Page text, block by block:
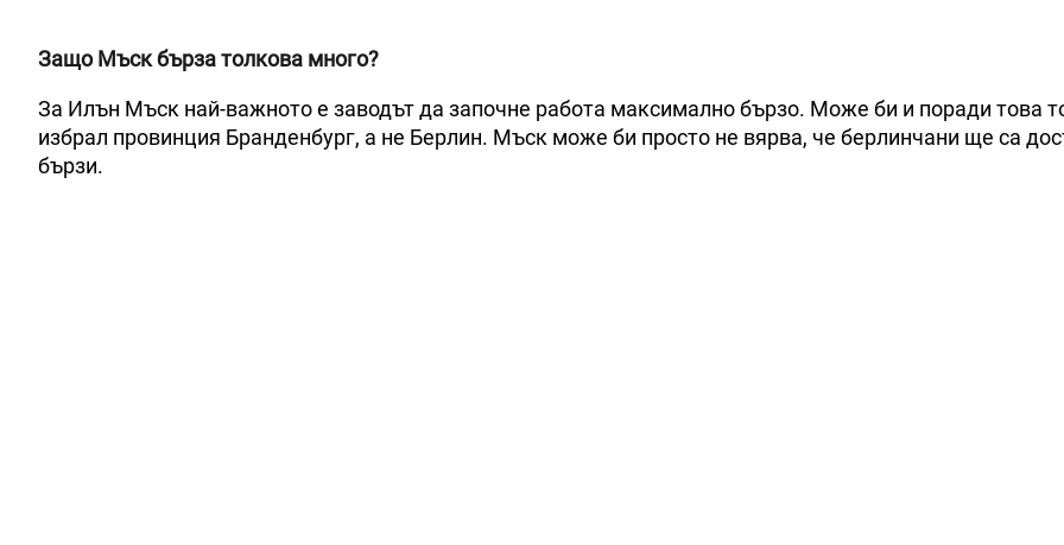
Защо Мъск бърза толкова много?
За Илън Мъск най-важното е заводът да започне работа максимално бързо. Може би и поради това
избрал провинция Бранденбург, а не Берлин. Мъск може би просто не вярва, че берлинчани ще са
бързи.